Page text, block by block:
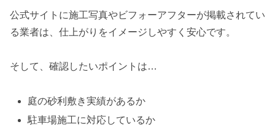
公式サイトに施工写真やビフォーアフターが掲載されてい
る業者は、仕上がりをイメージしやすく安心です。
そして、確認したいポイントは…
庭の砂利敷き実績があるか
駐車場施工に対応しているか